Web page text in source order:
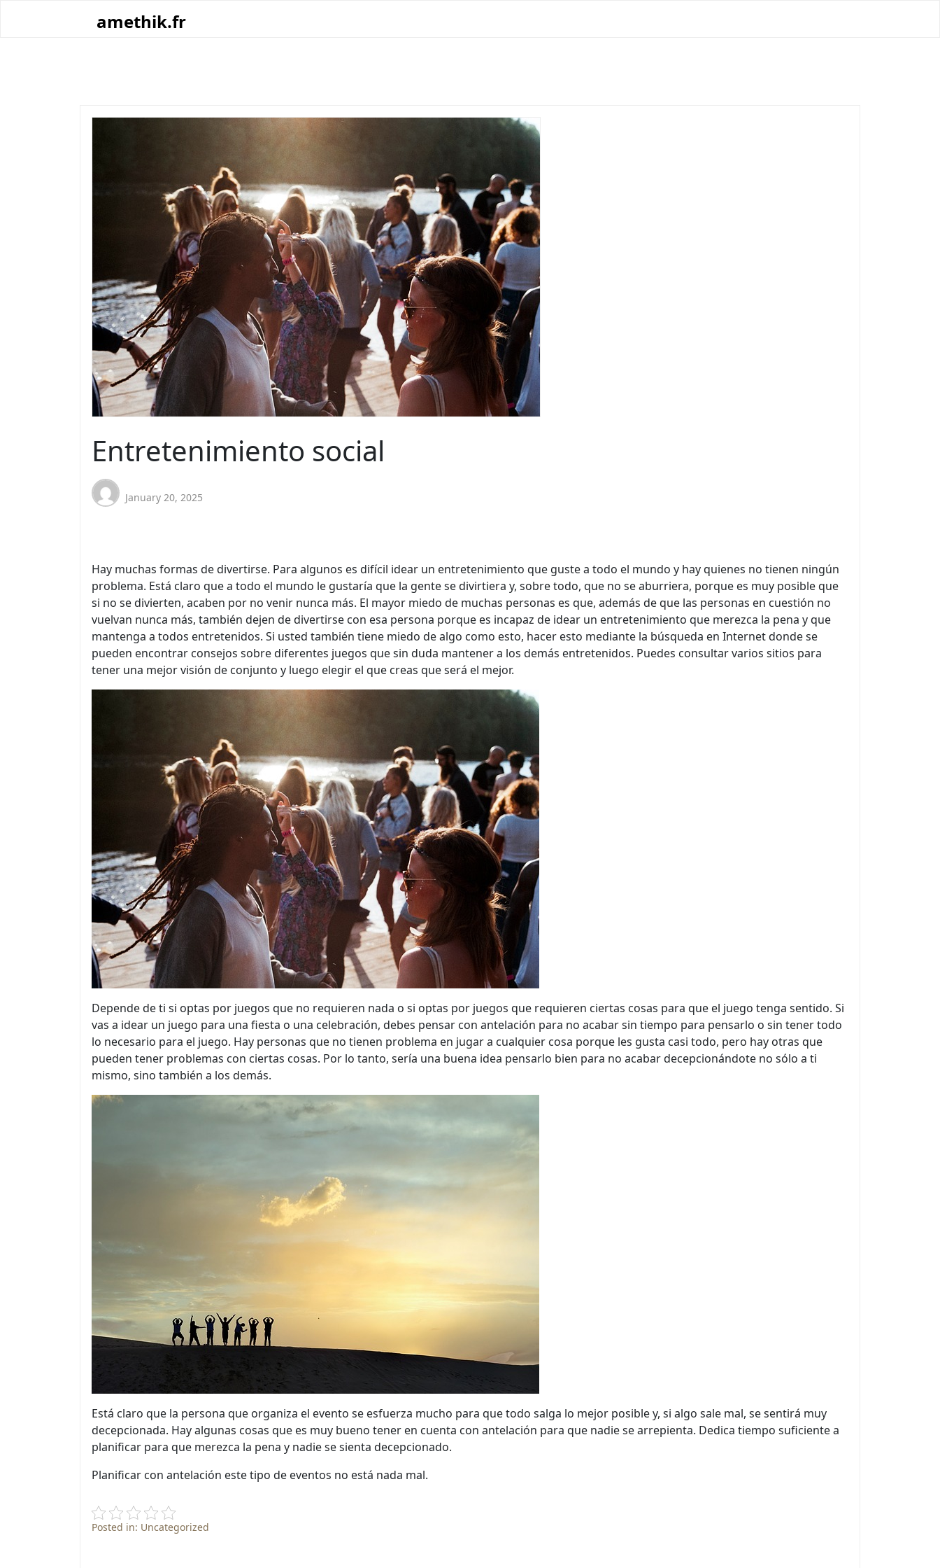
amethik.fr
Entretenimiento social
January 20, 2025
Hay muchas formas de divertirse. Para algunos es difícil idear un entretenimiento que guste a todo el mundo y hay quienes no tienen ningún
problema. Está claro que a todo el mundo le gustaría que la gente se divirtiera y, sobre todo, que no se aburriera, porque es muy posible que
si no se divierten, acaben por no venir nunca más. El mayor miedo de muchas personas es que, además de que las personas en cuestión no
vuelvan nunca más, también dejen de divertirse con esa persona porque es incapaz de idear un entretenimiento que merezca la pena y que
mantenga a todos entretenidos. Si usted también tiene miedo de algo como esto, hacer esto mediante la búsqueda en Internet donde se
pueden encontrar consejos sobre diferentes juegos que sin duda mantener a los demás entretenidos. Puedes consultar varios sitios para
tener una mejor visión de conjunto y luego elegir el que creas que será el mejor.
Depende de ti si optas por juegos que no requieren nada o si optas por juegos que requieren ciertas cosas para que el juego tenga sentido. Si
vas a idear un juego para una fiesta o una celebración, debes pensar con antelación para no acabar sin tiempo para pensarlo o sin tener todo
lo necesario para el juego. Hay personas que no tienen problema en jugar a cualquier cosa porque les gusta casi todo, pero hay otras que
pueden tener problemas con ciertas cosas. Por lo tanto, sería una buena idea pensarlo bien para no acabar decepcionándote no sólo a ti
mismo, sino también a los demás.
Está claro que la persona que organiza el evento se esfuerza mucho para que todo salga lo mejor posible y, si algo sale mal, se sentirá muy
decepcionada. Hay algunas cosas que es muy bueno tener en cuenta con antelación para que nadie se arrepienta. Dedica tiempo suficiente a
planificar para que merezca la pena y nadie se sienta decepcionado.
Planificar con antelación este tipo de eventos no está nada mal.
Posted in: Uncategorized